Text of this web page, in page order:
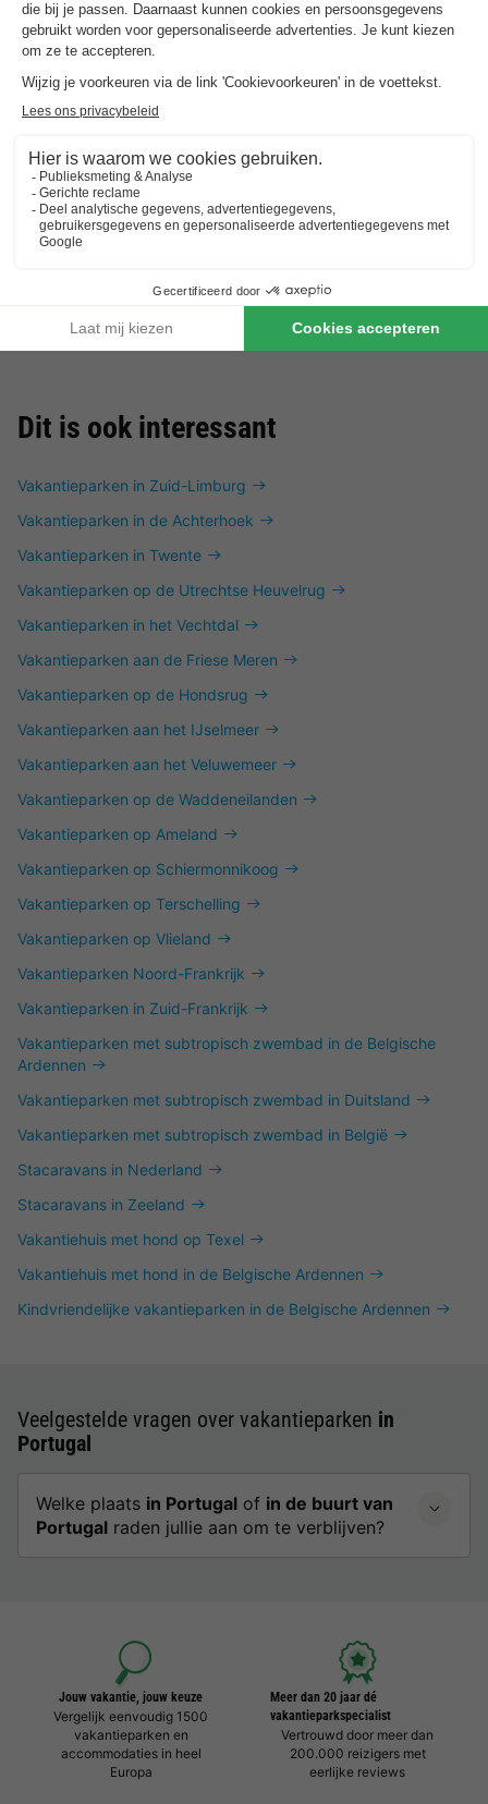
Dit is ook interessant
Vakantieparken in Zuid-Limburg
Vakantieparken in de Achterhoek
Vakantieparken in Twente
Vakantieparken op de Utrechtse Heuvelrug
Vakantieparken in het Vechtdal
Vakantieparken aan de Friese Meren
Vakantieparken op de Hondsrug
Vakantieparken aan het IJselmeer
Vakantieparken aan het Veluwemeer
Vakantieparken op de Waddeneilanden
Vakantieparken op Ameland
Vakantieparken op Schiermonnikoog
Vakantieparken op Terschelling
Vakantieparken op Vlieland
Vakantieparken Noord-Frankrijk
Vakantieparken in Zuid-Frankrijk
Vakantieparken met subtropisch zwembad in de Belgische
Ardennen
Vakantieparken met subtropisch zwembad in Duitsland
Vakantieparken met subtropisch zwembad in België
Stacaravans in Nederland
Stacaravans in Zeeland
Vakantiehuis met hond op Texel
Vakantiehuis met hond in de Belgische Ardennen
Kindvriendelijke vakantieparken in de Belgische Ardennen
Veelgestelde vragen over vakantieparken in
Portugal
Welke plaats in Portugal of in de buurt van
Portugal raden jullie aan om te verblijven?
Jouw vakantie, jouw keuze
Vergelijk eenvoudig 1500
vakantieparken en
accommodaties in heel
Europa
Meer dan 20 jaar dé
vakantieparkspecialist
Vertrouwd door meer dan
200.000 reizigers met
eerlijke reviews